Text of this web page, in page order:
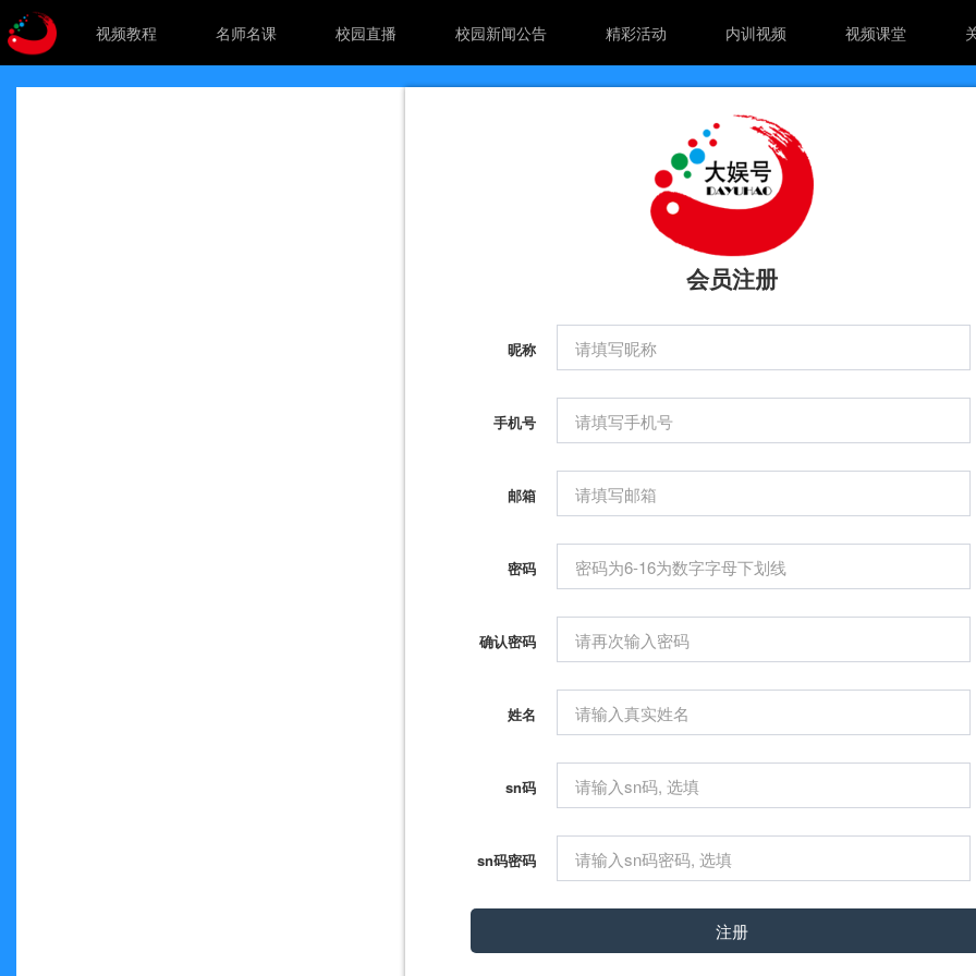
视频教程 名师名课 校园直播 校园新闻公告 精彩活动 内训视频 视频课堂
会员注册
昵称
手机号
邮箱
密码
确认密码
姓名
sn码
sn码密码
注册